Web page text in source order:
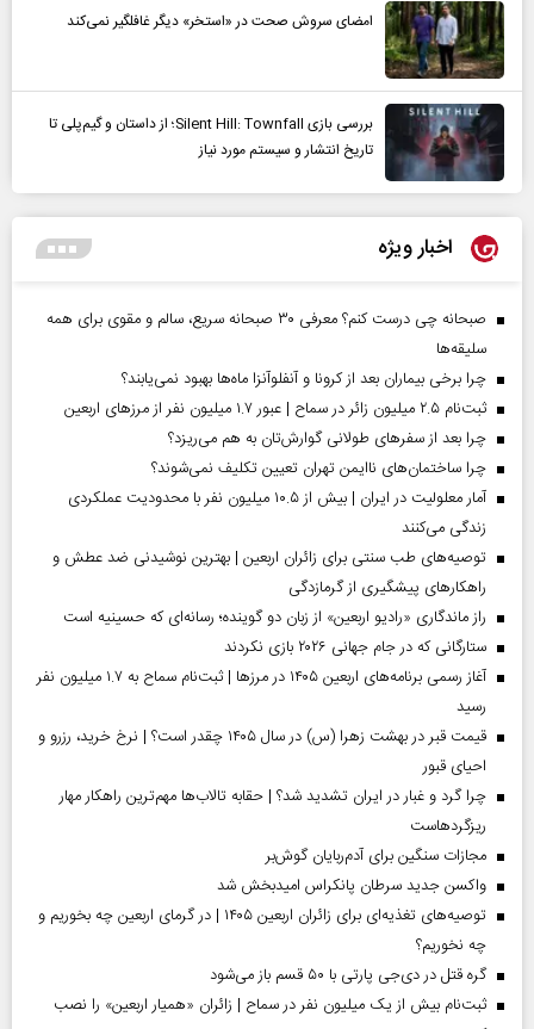
امضای سروش صحت در «استخر» دیگر غافلگیر نمی‌کند
بررسی بازی Silent Hill: Townfall؛ از داستان و گیم‌پلی تا
تاریخ انتشار و سیستم مورد نیاز
اخبار ویژه
صبحانه چی درست کنم؟ معرفی ۳۰ صبحانه سریع، سالم و مقوی برای همه
سلیقه‌ها
چرا برخی بیماران بعد از کرونا و آنفلوآنزا ماه‌ها بهبود نمی‌یابند؟
ثبت‌نام ۲.۵ میلیون زائر در سماح | عبور ۱.۷ میلیون نفر از مرز‌های اربعین
چرا بعد از سفرهای طولانی گوارش‌تان به هم می‌ریزد؟
چرا ساختمان‌های ناایمن تهران تعیین تکلیف نمی‌شوند؟
آمار معلولیت در ایران | بیش از ۱۰.۵ میلیون نفر با محدودیت عملکردی
زندگی می‌کنند
توصیه‌های طب سنتی برای زائران اربعین | بهترین نوشیدنی ضد عطش و
راهکارهای پیشگیری از گرمازدگی
راز ماندگاری «رادیو اربعین» از زبان دو گوینده؛ رسانه‌ای که حسینیه است
ستارگانی که در جام جهانی ۲۰۲۶ بازی نکردند
آغاز رسمی برنامه‌های اربعین ۱۴۰۵ در مرز‌ها | ثبت‌نام سماح به ۱.۷ میلیون نفر
رسید
قیمت قبر در بهشت زهرا (س) در سال ۱۴۰۵ چقدر است؟ | نرخ خرید، رزرو و
احیای قبور
چرا گرد و غبار در ایران تشدید شد؟ | حقابه تالاب‌ها مهم‌ترین راهکار مهار
ریزگردهاست
مجازات سنگین برای آدم‌ربایان گوش‌بر
واکسن جدید سرطان پانکراس امیدبخش شد
توصیه‌های تغذیه‌ای برای زائران اربعین ۱۴۰۵ | در گرمای اربعین چه بخوریم و
چه نخوریم؟
گره قتل در دی‌جی پارتی با ۵۰ قسم باز می‌شود
ثبت‌نام بیش از یک میلیون نفر در سماح | زائران «همیار اربعین» را نصب